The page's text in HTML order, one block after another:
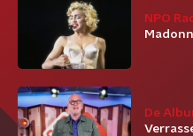
NPO
De